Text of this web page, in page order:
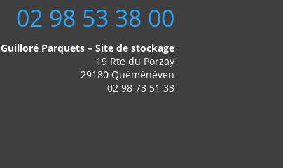
02 98 53 38 00
Guilloré Parquets – Site de stockage
19 Rte du Porzay
29180 Quéménéven
02 98 73 51 33